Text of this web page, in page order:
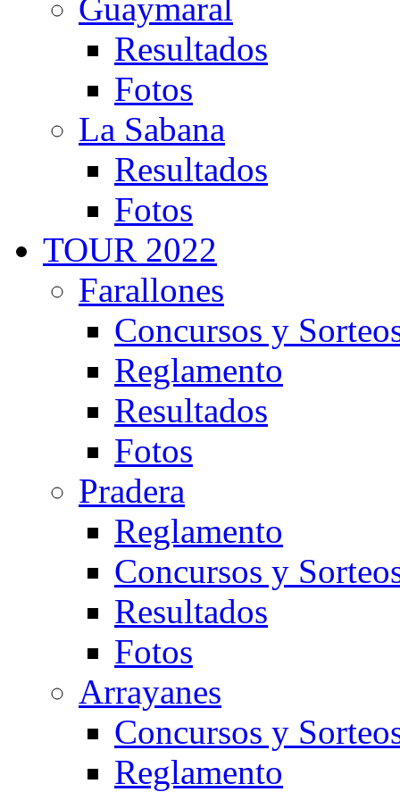
Guaymaral
Resultados
Fotos
La Sabana
Resultados
Fotos
TOUR 2022
Farallones
Concursos y
Reglamento
Resultados
Fotos
Pradera
Reglamento
Concursos y
Resultados
Fotos
Arrayanes
Concursos y
Reglamento